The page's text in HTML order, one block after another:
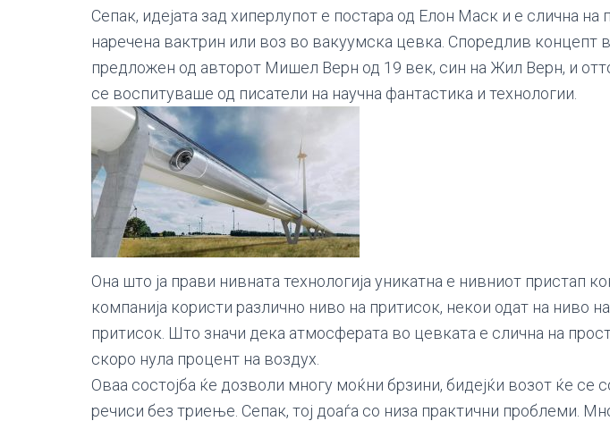
Сепак, идејата зад хиперлупот е постара од Елон Маск и е слична на
наречена вактрин или воз во вакуумска цевка. Споредлив концепт
предложен од авторот Мишел Верн од 19 век, син на Жил Верн, и
се воспитуваше од писатели на научна фантастика и технологии.
Она што ја прави нивната технологија уникатна е нивниот пристап
компанија користи различно ниво на притисок, некои одат на ниво
притисок. Што значи дека атмосферата во цевката е слична на
скоро нула процент на воздух.
Оваа состојба ќе дозволи многу моќни брзини, бидејќи возот ќе се
речиси без триење. Сепак, тој доаѓа со низа практични проблеми.